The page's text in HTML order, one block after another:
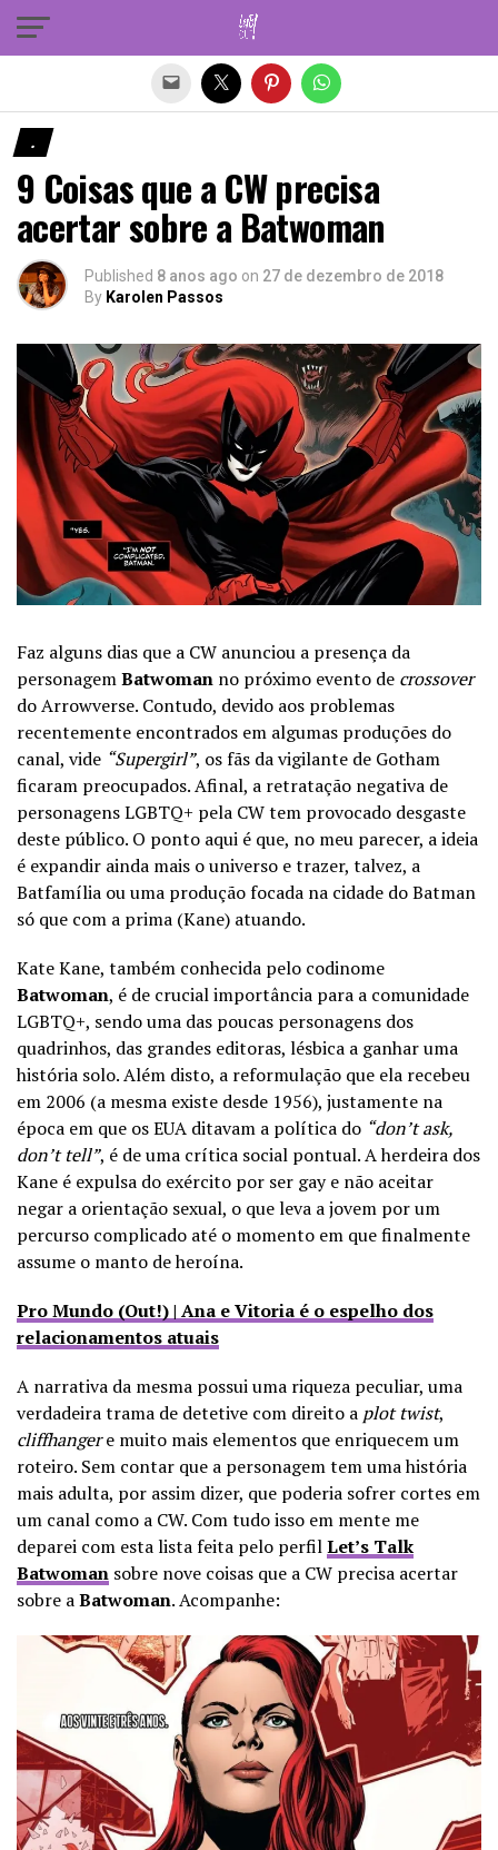
.
9 Coisas que a CW precisa
acertar sobre a Batwoman
Published 8 anos ago on 27 de dezembro de 2018
By Karolen Passos
Faz alguns dias que a CW anunciou a presença da
personagemBatwoman no próximo evento de crossover
do Arrowverse. Contudo, devido aos problemas
recentemente encontrados em algumas produções do
canal, vide “Supergirl”, os fãs da vigilante de Gotham
ficaram preocupados. Afinal, a retratação negativa de
personagens LGBTQ+ pela CW tem provocado desgaste
deste público. O ponto aqui é que, no meu parecer, a ideia
é expandir ainda mais o universo e trazer, talvez, a
Batfamília ou uma produção focada na cidade do Batman
só que com a prima (Kane) atuando.
Kate Kane, também conhecida pelo codinome
Batwoman, é de crucial importância para a comunidade
LGBTQ+, sendo uma das poucas personagens dos
quadrinhos, das grandes editoras, lésbica a ganhar uma
história solo. Além disto, a reformulação que ela recebeu
em 2006 (a mesma existe desde 1956), justamente na
época em que os EUA ditavam a política do “don’t ask,
don’t tell”, é de uma crítica social pontual. A herdeira dos
Kane é expulsa do exército por ser gay e não aceitar
negar a orientação sexual, o que leva a jovem por um
percurso complicado até o momento em que finalmente
assume o manto de heroína.
Pro Mundo (Out!) | Ana e Vitoria é o espelho dos
relacionamentos atuais
A narrativa da mesma possui uma riqueza peculiar, uma
verdadeira trama de detetive com direito a plot twist,
cliffhangere muito mais elementos que enriquecem um
roteiro. Sem contar que a personagem tem uma história
mais adulta, por assim dizer, que poderia sofrer cortes em
um canal como a CW. Com tudo isso em mente me
deparei com esta lista feita pelo perfilLet’s Talk
Batwoman sobre nove coisas que a CW precisa acertar
sobre aBatwoman. Acompanhe:
Sair da versão mobile